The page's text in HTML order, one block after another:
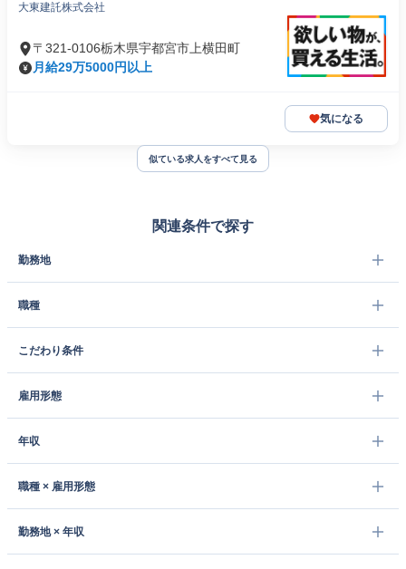
大東建託株式会社
〒321-0106栃木県宇都宮市上横田町
月給29万5000円以上
気になる
似ている求人をすべて見る
関連条件で探す
勤務地
職種
こだわり条件
雇用形態
年収
職種 × 雇用形態
勤務地 × 年収